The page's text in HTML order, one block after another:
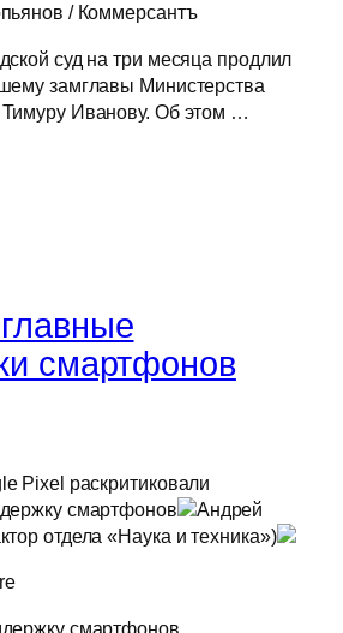
/ Коммерсантъ
суд на три месяца продлил
замглавы Министерства
Иванову. Об этом …
смартфонов
Pixel раскритиковали
смартфонов
Андрей
отдела «Наука и техника»)
смартфонов